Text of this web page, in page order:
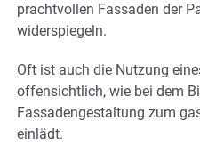
prachtvollen Fassaden der
widerspiegeln.
Oft ist auch die Nutzung
offensichtlich, wie bei dem
Fassadengestaltung zum
einlädt.